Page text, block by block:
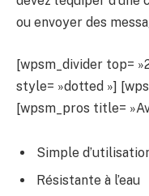
ou envoyer des
[wpsm_divider top=
style= »dotted »]
[wpsm_pros title=
Simple
Résistante à l’eau